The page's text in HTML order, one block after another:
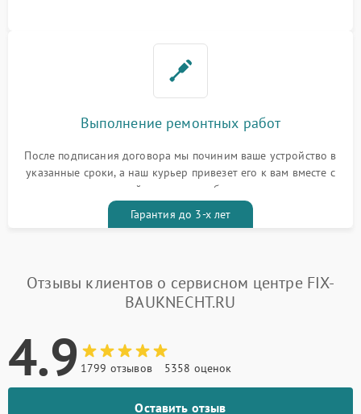
Выполнение ремонтных работ
После подписания договора мы починим ваше устройство в
указанные сроки, а наш курьер привезет его к вам вместе с
гарантийным талоном бесплатно
Гарантия до 3-х лет
Отзывы клиентов о сервисном центре FIX-
BAUKNECHT.RU
4.9 1799 отзывов 5358 оценок
Оставить отзыв